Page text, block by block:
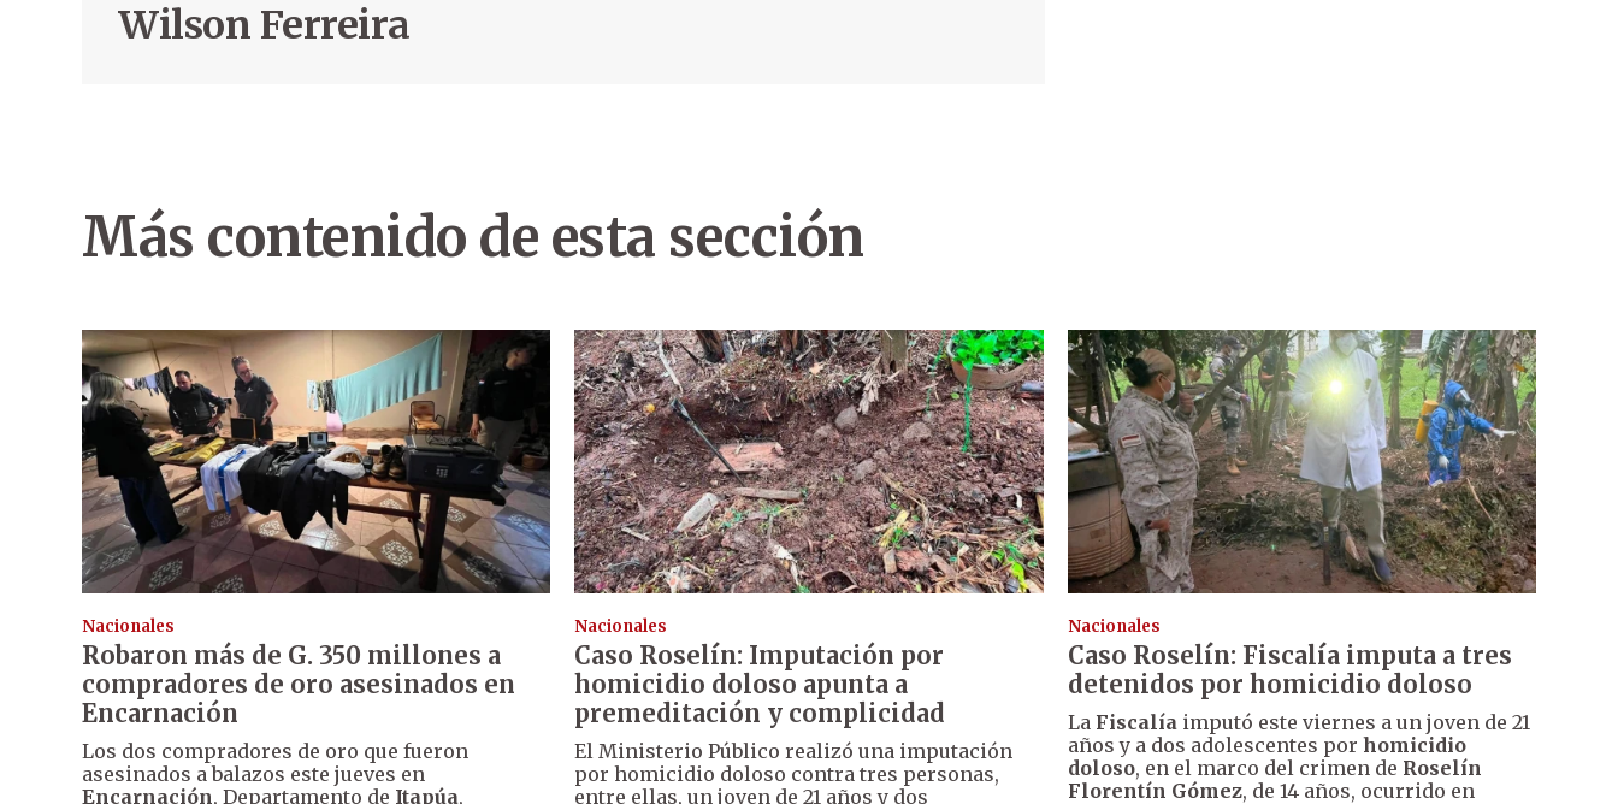
Wilson Ferreira
Más contenido de esta sección
Nacionales
Robaron más de G. 350 millones a
compradores de oro asesinados en
Encarnación
Los dos compradores de oro que fueron
asesinados a balazos este jueves en
Encarnación, Departamento de Itapúa,
Nacionales
Caso Roselín: Imputación por
homicidio doloso apunta a
premeditación y complicidad
El Ministerio Público realizó una imputación
por homicidio doloso contra tres personas,
entre ellas, un joven de 21 años y dos
Nacionales
Caso Roselín: Fiscalía imputa a tres
detenidos por homicidio doloso
La Fiscalíaimputó este viernes a un joven de 21
años y a dos adolescentes por homicidio
doloso, en el marco del crimen de Roselín
Florentín Gómez, de 14 años, ocurrido en